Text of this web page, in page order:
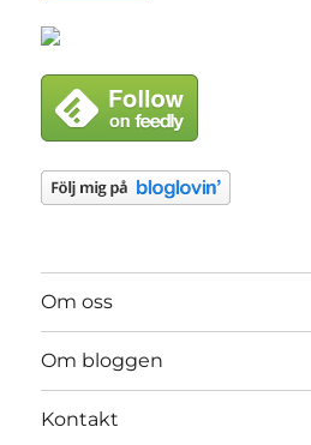
Om oss
Om bloggen
Kontakt